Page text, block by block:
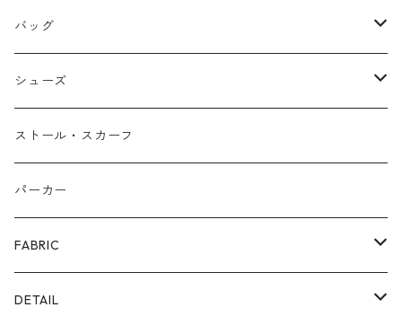
ネックレス
バングル
ピアス/イヤリング
リング
バッグ
本革
布帛
カゴ
ファー
ECOレザー/ファー/ムートン
シューズ
サンダル/ミュール
スニーカー/カジュアルシューズ
パンプス/綺麗めシューズ
ブーツ
ストール・スカーフ
パーカー
FABRIC
裏毛スウェット
DETAIL